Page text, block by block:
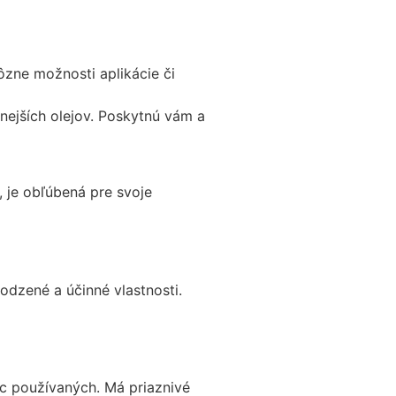
možnosti aplikácie či
olejov. Poskytnú vám a
je obľúbená pre svoje
a účinné vlastnosti.
používaných. Má priaznivé